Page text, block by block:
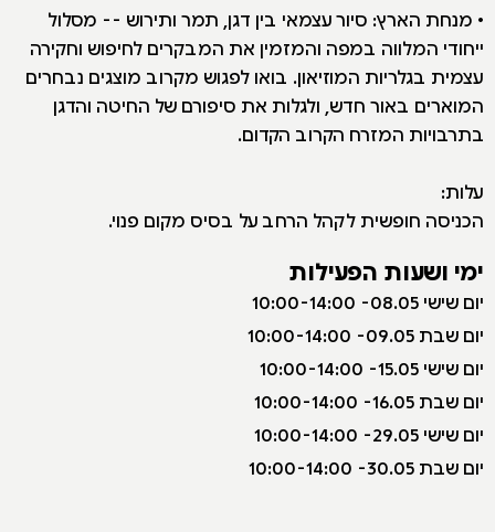
• מנחת הארץ: סיור עצמאי בין דגן, תמר ותירוש -- מסלול
ייחודי המלווה במפה והמזמין את המבקרים לחיפוש וחקירה
עצמית בגלריות המוזיאון. בואו לפגוש מקרוב מוצגים נבחרים
המוארים באור חדש, ולגלות את סיפורם של החיטה והדגן
בתרבויות המזרח הקרוב הקדום.
עלות:
הכניסה חופשית לקהל הרחב על בסיס מקום פנוי.
ימי ושעות הפעילות
יום שישי 08.05- 10:00-14:00
יום שבת 09.05- 10:00-14:00
יום שישי 15.05- 10:00-14:00
יום שבת 16.05- 10:00-14:00
יום שישי 29.05- 10:00-14:00
יום שבת 30.05- 10:00-14:00